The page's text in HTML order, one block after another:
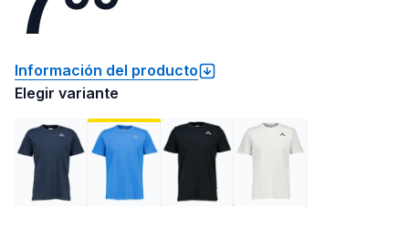
Información del producto
Elegir variante